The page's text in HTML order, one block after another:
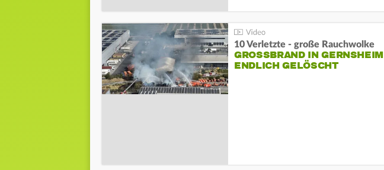
10 Verletzte - große Rauchwolke
GROSSBRAND IN GERNSHEIM E
NDLICH GELÖSCHT